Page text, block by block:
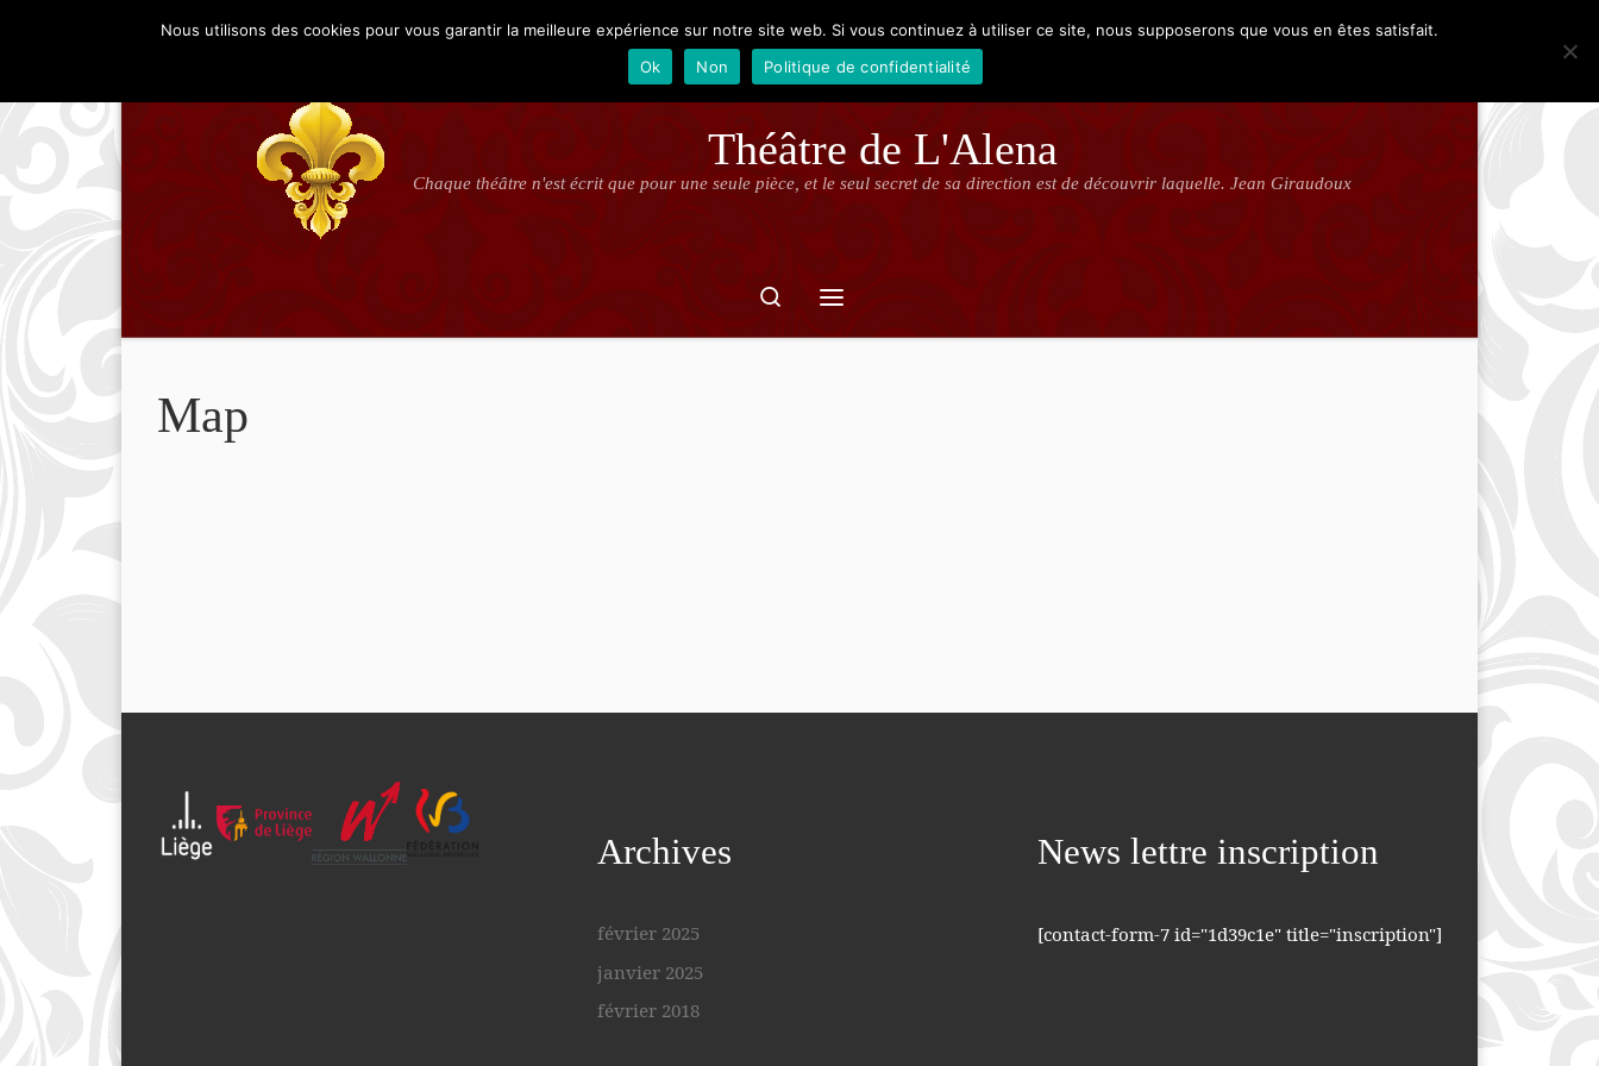
Skip to contentRepertoires le lieu L’école Buissness Contact
Théâtre de L'Alena
Chaque théâtre n'est écrit que pour une seule pièce, et le seul secret de sa direction est de découvrir laquelle. Jean Giraudoux
Search
Map
Archives
février 2025
janvier 2025
février 2018
News lettre inscription
[contact-form-7 id="1d39c1e" title="inscription"]
Nous utilisons des cookies pour vous garantir la meilleure expérience sur notre site web. Si vous continuez à utiliser ce site, nous supposerons que vous en êtes satisfait.
Ok
Non Politique de confidentialité